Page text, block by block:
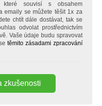
souvisí s obsahem
emaily se můžete těšit 1x za
chtít dále dostávat, tak se
odvolat prostřednictvím
Vaše údaje budu spravovat
těmito zásadami zpracování
zkušenosti